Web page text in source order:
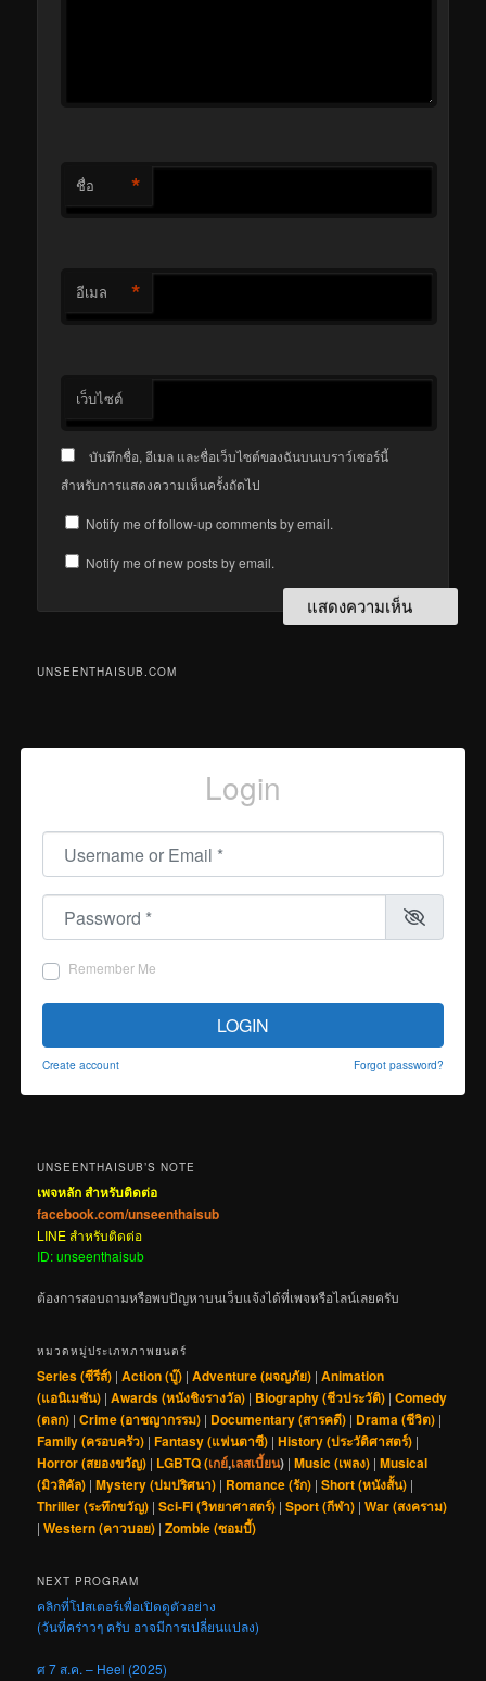
ชื่อ *
อีเมล *
เว็บไซต์
บันทึกชื่อ, อีเมล และชื่อเว็บไซต์ของฉันบนเบราว์เซอร์นี้
สำหรับการแสดงความเห็นครั้งถัดไป
Notify me of follow-up comments by email.
Notify me of new posts by email.
UNSEENTHAISUB.COM
Login
Username or Email
Password
Remember Me
LOGIN
Create account Forgot password?
UNSEENTHAISUB’S NOTE
เพจหลัก สำหรับติดต่อ
facebook.com/unseenthaisub
LINE สำหรับติดต่อ
ID: unseenthaisub
ต้องการสอบถามหรือพบปัญหาบนเว็บแจ้งได้ที่เพจหรือไลน์เลยครับ
หมวดหมู่ประเภทภาพยนตร์
Series (ซีรีส์) |Action (บู๊) |Adventure (ผจญภัย) |Animation
(แอนิเมชัน) |Awards (หนังชิงรางวัล) | Biography (ชีวประวัติ) |Comedy
(ตลก) |Crime (อาชญากรรม) | Documentary (สารคดี) | Drama (ชีวิต) |
Family (ครอบครัว) |Fantasy (แฟนตาซี) |History (ประวัติศาสตร์) |
Horror (สยองขวัญ) | LGBTQ (เกย์,เลสเบี้ยน) |Music (เพลง) |Musical
(มิวสิคัล) |Mystery (ปมปริศนา) | Romance (รัก) |Short (หนังสั้น) |
Thriller (ระทึกขวัญ) |Sci-Fi (วิทยาศาสตร์) |Sport (กีฬา) |War (สงคราม)
|Western (คาวบอย) |Zombie (ซอมบี้)
NEXT PROGRAM
คลิกที่โปสเตอร์เพื่อเปิดดูตัวอย่าง
(วันที่คร่าวๆ ครับ อาจมีการเปลี่ยนแปลง)
ศ 7 ส.ค. – Heel (2025)